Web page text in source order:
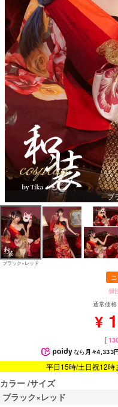
ブ
ブラック×レッド
個
通常価格
¥
[
なら月々4,333
平日15時/土日祝12時
カラー サイズ
ブラック×レッド